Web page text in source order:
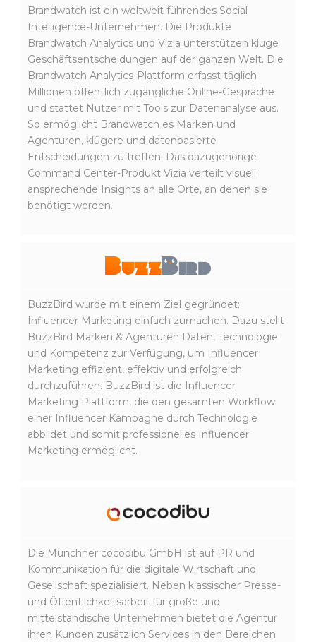
Brandwatch ist ein weltweit führendes Social
Intelligence-Unternehmen. Die Produkte
Brandwatch Analytics und Vizia unterstützen kluge
Geschäftsentscheidungen auf der ganzen Welt. Die
Brandwatch Analytics-Plattform erfasst täglich
Millionen öffentlich zugängliche Online-Gespräche
und stattet Nutzer mit Tools zur Datenanalyse aus.
So ermöglicht Brandwatch es Marken und
Agenturen, klügere und datenbasierte
Entscheidungen zu treffen. Das dazugehörige
Command Center-Produkt Vizia verteilt visuell
ansprechende Insights an alle Orte, an denen sie
benötigt werden.
BuzzBird wurde mit einem Ziel gegründet:
Influencer Marketing einfach zumachen. Dazu stellt
BuzzBird Marken & Agenturen Daten, Technologie
und Kompetenz zur Verfügung, um Influencer
Marketing effizient, effektiv und erfolgreich
durchzuführen. BuzzBird ist die Influencer
Marketing Plattform, die den gesamten Workflow
einer Influencer Kampagne durch Technologie
abbildet und somit professionelles Influencer
Marketing ermöglicht.
Die Münchner cocodibu GmbH ist auf PR und
Kommunikation für die digitale Wirtschaft und
Gesellschaft spezialisiert. Neben klassischer Presse-
und Öffentlichkeitsarbeit für große und
mittelständische Unternehmen bietet die Agentur
ihren Kunden zusätzlich Services in den Bereichen